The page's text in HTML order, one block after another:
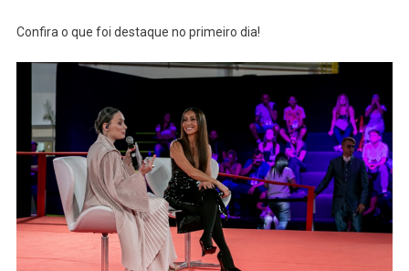
Confira o que foi destaque no primeiro dia!